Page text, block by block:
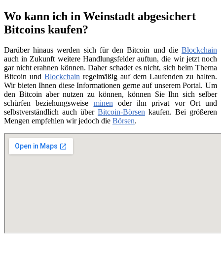
Wo kann ich in Weinstadt abgesichert
Bitcoins kaufen?
Darüber hinaus werden sich für den Bitcoin und die Blockchain
auch in Zukunft weitere Handlungsfelder auftun, die wir jetzt noch
gar nicht erahnen können. Daher schadet es nicht, sich beim Thema
Bitcoin und Blockchain regelmäßig auf dem Laufenden zu halten.
Wir bieten Ihnen diese Informationen gerne auf unserem Portal. Um
den Bitcoin aber nutzen zu können, können Sie Ihn sich selber
schürfen beziehungsweise minenoder ihn privat vor Ort und
selbstverständlich auch über Bitcoin-Börsen kaufen. Bei größeren
Mengen empfehlen wir jedoch die Börsen.